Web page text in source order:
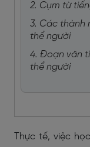
2. Cụm từ
3. Các thành
thể người
4. Đoạn văn
thể người
Thực tế, việc